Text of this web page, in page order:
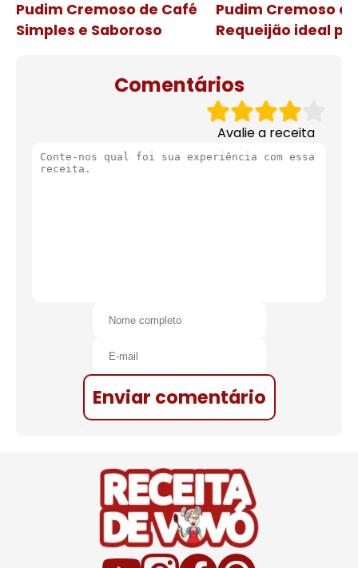
Pudim Cremoso de Café
Simples e Saboroso
Pudim Cremoso
Requeijão ideal
Comentários
Avalie a receita
Enviar comentário